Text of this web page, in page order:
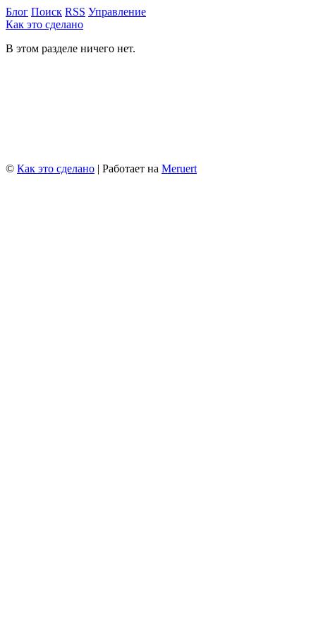
Блог Поиск RSS Управление
Как это сделано
В этом разделе ничего нет.
© Как это сделано | Работает на Meruert